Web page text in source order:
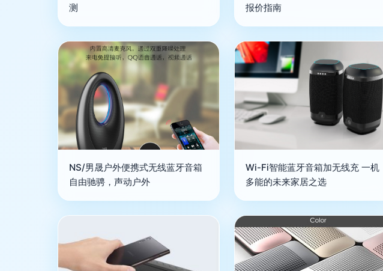
测
报价指南
NS/男晟户外便携式无线蓝牙音箱
自由驰骋，声动户外
Wi-Fi智能蓝牙音箱加无线充 一机
多能的未来家居之选